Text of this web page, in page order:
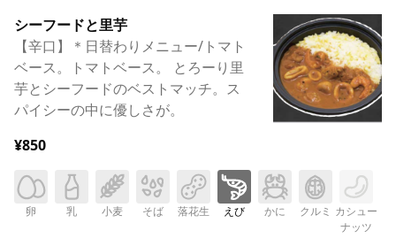
シーフードと里芋
【辛口】＊日替わりメニュー/トマト
ベース。トマトベース。 とろーり里
芋とシーフードのベストマッチ。ス
パイシーの中に優しさが。
¥850
卵 乳 小麦 そば 落花生 えび かに クルミ カシュー
ナッツ